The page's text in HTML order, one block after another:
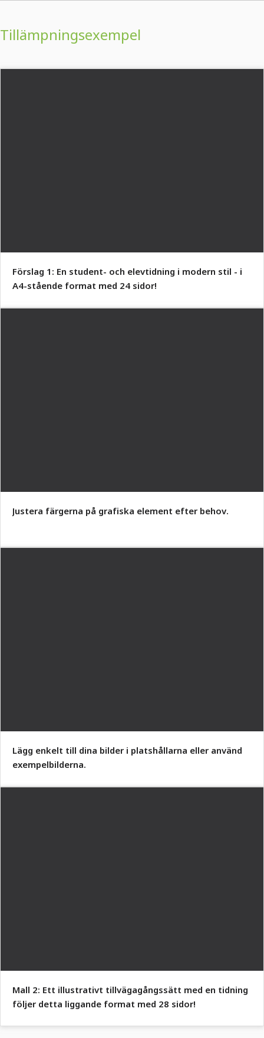
Tillämpningsexempel
Förslag 1: En student- och elevtidning i modern stil - i
A4-stående format med 24 sidor!
Justera färgerna på grafiska element efter behov.
Lägg enkelt till dina bilder i platshållarna eller använd
exempelbilderna.
Mall 2: Ett illustrativt tillvägagångssätt med en tidning
följer detta liggande format med 28 sidor!